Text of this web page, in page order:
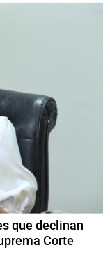
que declinan
Corte